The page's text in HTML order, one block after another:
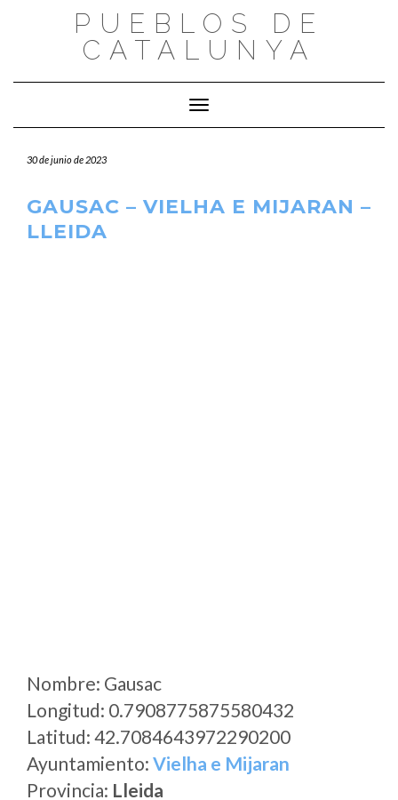
PUEBLOS DE
CATALUNYA
Cambiar modo de navegación
30 de junio de 2023
GAUSAC – VIELHA E MIJARAN –
LLEIDA
Nombre: Gausac
Longitud: 0.7908775875580432
Latitud: 42.7084643972290200
Ayuntamiento: Vielha e Mijaran
Provincia: Lleida